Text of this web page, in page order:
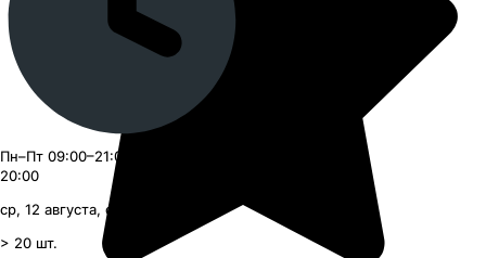
Пн–Пт 09:00–21:00, Сб–Вс 09:00–
20:00
ср, 12 августа, с 09:00
> 20 шт.